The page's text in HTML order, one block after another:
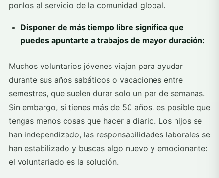
ponlos al servicio de la comunidad global.
Disponer de más tiempo libre significa que
puedes apuntarte a trabajos de mayor duración:
Muchos voluntarios jóvenes viajan para ayudar
durante sus años sabáticos o vacaciones entre
semestres, que suelen durar solo un par de semanas.
Sin embargo, si tienes más de 50 años, es posible que
tengas menos cosas que hacer a diario. Los hijos se
han independizado, las responsabilidades laborales se
han estabilizado y buscas algo nuevo y emocionante:
el voluntariado es la solución.